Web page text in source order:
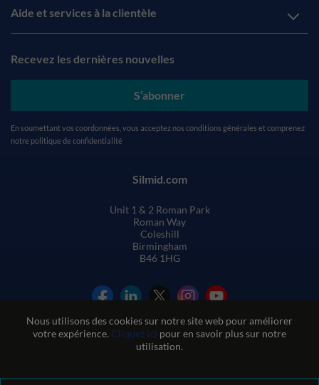
Nous utilisons des cookies sur notre site web pour améliorer
votre expérience. Cliquez ici pour en savoir plus sur notre
utilisation.
Aide et services à la clientèle
Recevez les dernières nouvelles
S’abonner
En soumettant vos coordonnées, vous acceptez nos conditions générales et comprenez
notre politique de confidentialité
Silmid.com
Unit 1 & 2 Roman Park
Roman Way
Coleshill
Birmingham
B46 1HG